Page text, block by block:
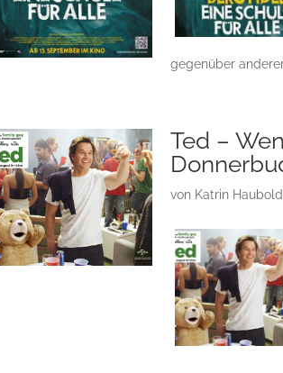
gegenüber
Ted –
von Katrin Haubold